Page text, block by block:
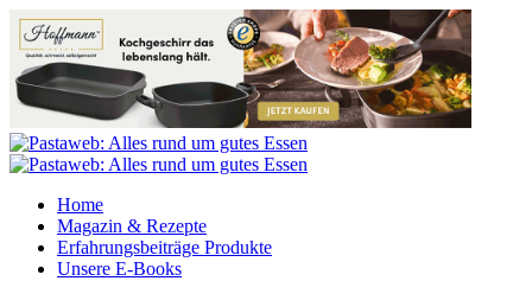
Home
Magazin & Rezepte
Erfahrungsbeiträge Produkte
Unsere E-Books